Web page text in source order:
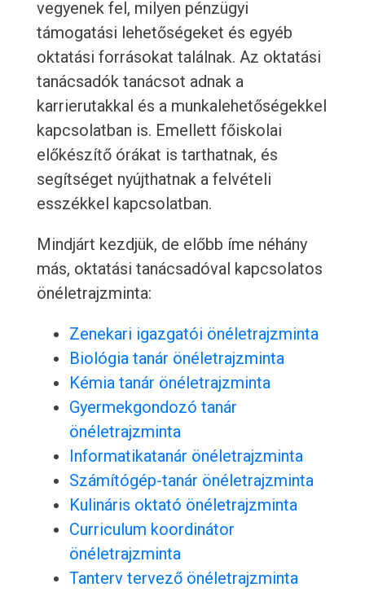
vegyenek fel, milyen pénzügyi
támogatási lehetőségeket és egyéb
oktatási forrásokat találnak. Az oktatási
tanácsadók tanácsot adnak a
karrierutakkal és a munkalehetőségekkel
kapcsolatban is. Emellett főiskolai
előkészítő órákat is tarthatnak, és
segítséget nyújthatnak a felvételi
esszékkel kapcsolatban.
Mindjárt kezdjük, de előbb íme néhány
más, oktatási tanácsadóval kapcsolatos
önéletrajzminta:
Zenekari igazgatói önéletrajzminta
Biológia tanár önéletrajzminta
Kémia tanár önéletrajzminta
Gyermekgondozó tanár
önéletrajzminta
Informatikatanár önéletrajzminta
Számítógép-tanár önéletrajzminta
Kulináris oktató önéletrajzminta
Curriculum koordinátor
önéletrajzminta
Tanterv tervező önéletrajzminta